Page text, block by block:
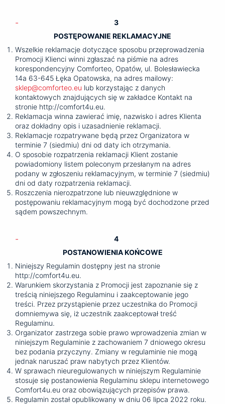
3
POSTĘPOWANIE REKLAMACYJNE
Wszelkie reklamacje dotyczące sposobu przeprowadzenia
Promocji Klienci winni zgłaszać na piśmie na adres
korespondencyjny Comforteo, Opatów, ul. Bolesławiecka
14a 63-645 Łęka Opatowska, na adres mailowy:
sklep@comforteo.eu lub korzystając z danych
kontaktowych znajdujących się w zakładce Kontakt na
stronie http://comfort4u.eu.
Reklamacja winna zawierać imię, nazwisko i adres Klienta
oraz dokładny opis i uzasadnienie reklamacji.
Reklamacje rozpatrywane będą przez Organizatora w
terminie 7 (siedmiu) dni od daty ich otrzymania.
O sposobie rozpatrzenia reklamacji Klient zostanie
powiadomiony listem poleconym przesłanym na adres
podany w zgłoszeniu reklamacyjnym, w terminie 7 (siedmiu)
dni od daty rozpatrzenia reklamacji.
Roszczenia nierozpatrzone lub nieuwzględnione w
postępowaniu reklamacyjnym mogą być dochodzone przed
sądem powszechnym.
4
POSTANOWIENIA KOŃCOWE
Niniejszy Regulamin dostępny jest na stronie
http://comfort4u.eu.
Warunkiem skorzystania z Promocji jest zapoznanie się z
treścią niniejszego Regulaminu i zaakceptowanie jego
treści. Przez przystąpienie przez uczestnika do Promocji
domniemywa się, iż uczestnik zaakceptował treść
Regulaminu.
Organizator zastrzega sobie prawo wprowadzenia zmian w
niniejszym Regulaminie z zachowaniem 7 dniowego okresu
bez podania przyczyny. Zmiany w regulaminie nie mogą
jednak naruszać praw nabytych przez Klientów.
W sprawach nieuregulowanych w niniejszym Regulaminie
stosuje się postanowienia Regulaminu sklepu internetowego
Comfort4u.eu oraz obowiązujących przepisów prawa.
Regulamin został opublikowany w dniu 06 lipca 2022 roku.